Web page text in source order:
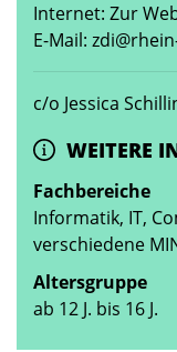
Internet: Zur
E-Mail:
c/o Jessica
WEITERE
Fachbereiche
Informatik, IT,
verschiedene
Altersgruppe
ab 12 J. bis 16 J.